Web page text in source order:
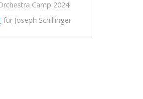
Camp 2024
für Joseph Schillinger